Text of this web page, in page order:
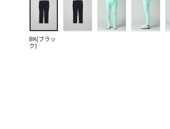
BK(ブラッ
ク)